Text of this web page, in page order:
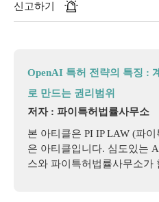
신고하기
OpenAI 특허 전략의 특징 :
로 만드는 권리범위
저자 : 파이특허법률사무소
본 아티클은 PI IP LAW (파
은 아티클입니다. 심도있는
스와 파이특허법률사무소가